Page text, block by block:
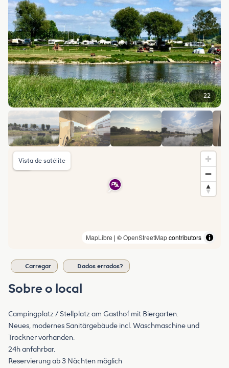
22
MapLibre | ©OpenStreetMapcontributors
Vista de satélite
Carregar Dados errados?
Sobre o local
Campingplatz / Stellplatz am Gasthof mit Biergarten.
Neues, modernes Sanitärgebäude incl. Waschmaschine und
Trockner vorhanden.
24h anfahrbar.
Reservierung ab 3 Nächten möglich